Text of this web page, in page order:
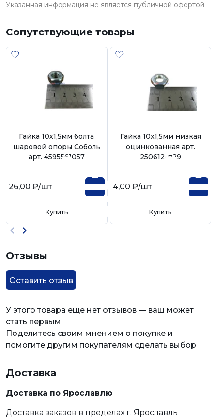
Указанная информация не является публичной офертой
Сопутствующие товары
Гайка 10х1,5мм болта
шаровой опоры Соболь
арт. 4595561057
26,00 ₽/шт
Купить
Гайка 10х1,5мм низкая
оцинкованная арт.
250612-п29
4,00 ₽/шт
Купить
Отзывы
Оставить отзыв
У этого товара еще нет отзывов — ваш может
стать первым
Поделитесь своим мнением о покупке и
помогите другим покупателям сделать выбор
Доставка
Доставка по Ярославлю
Доставка заказов в пределах г. Ярославль